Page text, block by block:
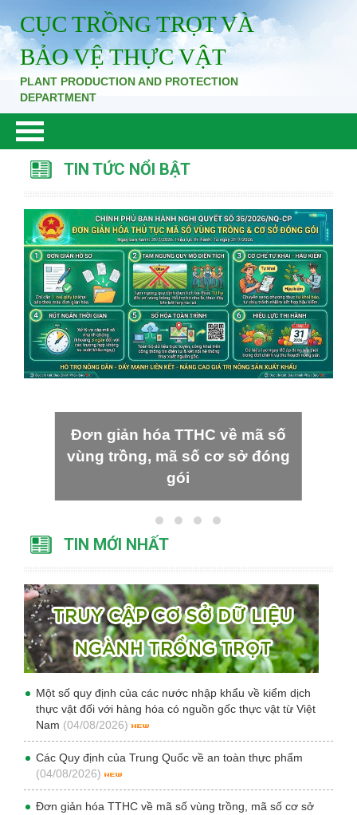
CỤC TRỒNG TRỌT VÀ
BẢO VỆ THỰC VẬT
PLANT PRODUCTION AND PROTECTION
DEPARTMENT
TIN TỨC NỔI BẬT
Đơn giản hóa TTHC về mã số
vùng trồng, mã số cơ sở đóng
gói
TIN MỚI NHẤT
Một số quy định của các nước nhập khẩu về kiểm dịch
thực vật đối với hàng hóa có nguồn gốc thực vật từ Việt
Nam (04/08/2026)
Các Quy định của Trung Quốc về an toàn thực phẩm
(04/08/2026)
Đơn giản hóa TTHC về mã số vùng trồng, mã số cơ sở